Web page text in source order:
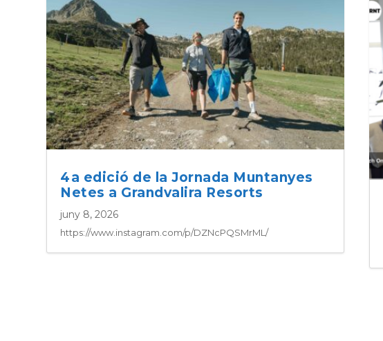
4a edició de la Jornada Muntanyes
Netes a Grandvalira Resorts
juny 8, 2026
https://www.instagram.com/p/DZNcPQSMrML/